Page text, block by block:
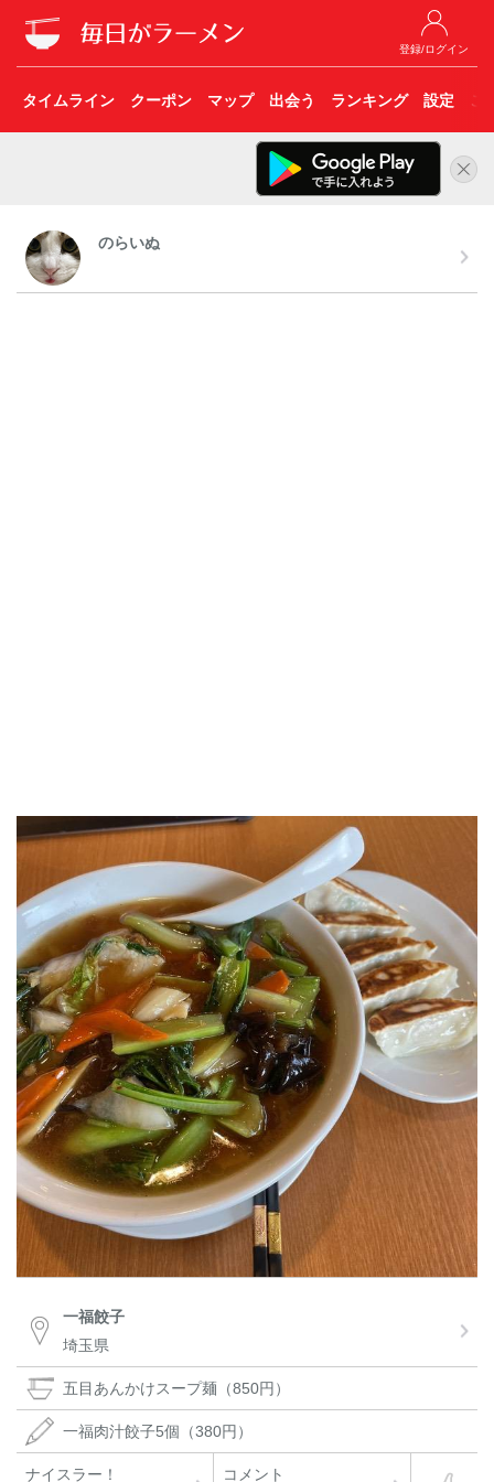
登録/ログイン
タイムライン クーポン マップ 出会う ランキング 設定 こ
のらいぬ
一福餃子
埼玉県
五目あんかけスープ麺（850円）
一福肉汁餃子5個（380円）
ナイスラー！ コメント